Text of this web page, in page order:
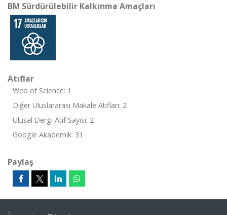
BM Sürdürülebilir Kalkınma Amaçları
Atıflar
Web of Science: 1
Diğer Uluslararası Makale Atıfları: 2
Ulusal Dergi Atıf Sayısı: 2
Google Akademik: 31
Paylaş